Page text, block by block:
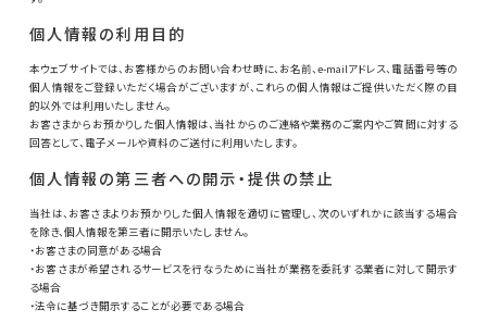
個人情報の利用目的
本ウェブサイトでは、お客様からのお問い合わせ時に、お名前、e-mailアドレス、電話番号等の
個人情報をご登録いただく場合がございますが、これらの個人情報はご提供いただく際の目
的以外では利用いたしません。
お客さまからお預かりした個人情報は、当社からのご連絡や業務のご案内やご質問に対する
回答として、電子メールや資料のご送付に利用いたします。
個人情報の第三者への開示・提供の禁止
当社は、お客さまよりお預かりした個人情報を適切に管理し、次のいずれかに該当する場合
を除き、個人情報を第三者に開示いたしません。
・お客さまの同意がある場合
・お客さまが希望されるサービスを行なうために当社が業務を委託する業者に対して開示す
る場合
・法令に基づき開示することが必要である場合